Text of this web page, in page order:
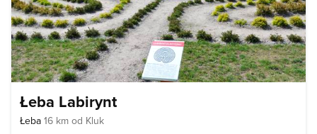
Łeba Labirynt
Łeba 16 km od Kluk